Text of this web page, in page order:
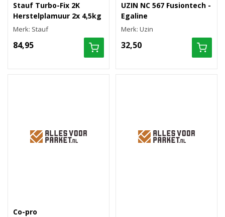
Stauf Turbo-Fix 2K
Herstelplamuur 2x 4,5kg
Merk: Stauf
84,95
UZIN NC 567 Fusiontech -
Egaline
Merk: Uzin
32,50
Co-pro